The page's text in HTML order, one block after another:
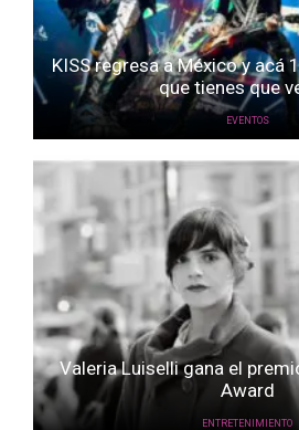
KISS regresa a México y acá
que tienes que
EVENTOS
Valeria Luiselli gana el
Award
ENTRETENIMIENTO